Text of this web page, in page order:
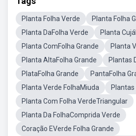
Planta Folha Verde
Planta Folha
Planta DaFolha Verde
Planta
Planta ComFolha Grande
Planta
Planta AltaFolha Grande
Plantas
PlataFolha Grande
PantaFolha
Planta Verde FolhaMiuda
Plantas
Planta Com Folha VerdeTriangular
Planta Da FolhaComprida Verde
Coração EVerde Folha Grande